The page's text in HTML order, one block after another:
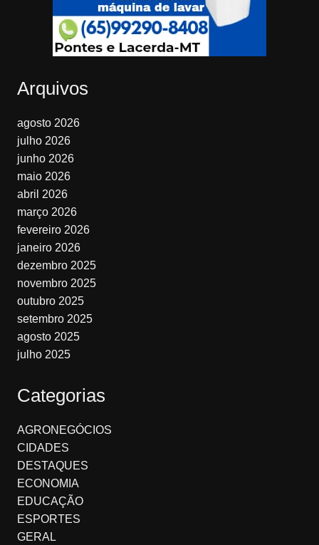
Arquivos
agosto 2026
julho 2026
junho 2026
maio 2026
abril 2026
março 2026
fevereiro 2026
janeiro 2026
dezembro 2025
novembro 2025
outubro 2025
setembro 2025
agosto 2025
julho 2025
Categorias
AGRONEGÓCIOS
CIDADES
DESTAQUES
ECONOMIA
EDUCAÇÃO
ESPORTES
GERAL